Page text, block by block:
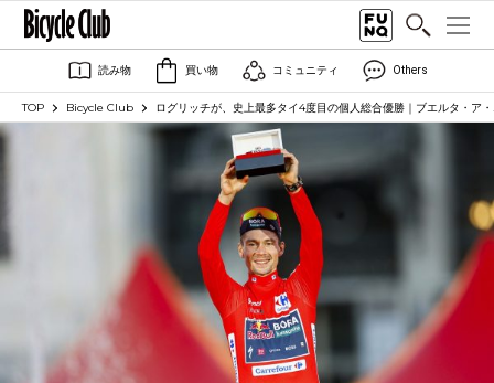
読み物 買い物 コミュニティ Others
TOP Bicycle Club ログリッチが、史上最多タイ4度目の個人総合優勝｜ブエルタ・ア